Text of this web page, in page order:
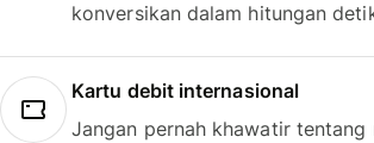
konversikan dalam hitungan
Kartu debit internasional
Jangan pernah khawatir tentang